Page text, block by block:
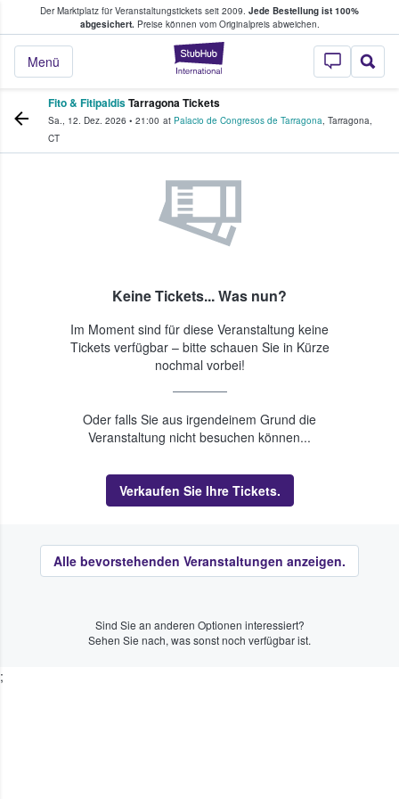
Der Marktplatz für Veranstaltungstickets seit 2009. Jede Bestellung ist 100%
abgesichert.Preise können vom Originalpreis abweichen.
StubHub - Wo
Menü
Tickets kaufen & verkaufen
Fito & FitipaldisTarragona Tickets
Sa., 12. Dez. 2026 • 21:00 at Palacio de Congresos de Tarragona, Tarragona,
CT
Keine Tickets... Was nun?
Im Moment sind für diese Veranstaltung keine
Tickets verfügbar – bitte schauen Sie in Kürze
nochmal vorbei!
Oder falls Sie aus irgendeinem Grund die
Veranstaltung nicht besuchen können...
Verkaufen Sie Ihre Tickets.
Alle bevorstehenden Veranstaltungen anzeigen.
Sind Sie an anderen Optionen interessiert?
Sehen Sie nach, was sonst noch verfügbar ist.
;